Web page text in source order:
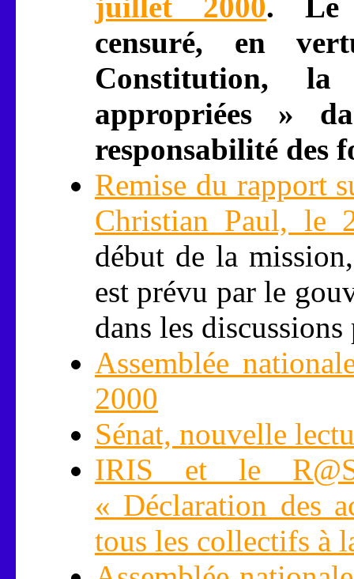
censuré, en
Constitution,
appropriées »
responsabilité des
Remise du rapport
Christian Paul, le
début de la
est prévu par le
dans les
Assemblée
2000
Sénat, nouvelle
IRIS et le
« Déclaration des
tous les collectifs à